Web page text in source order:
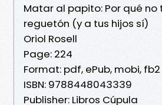
Matar al papito: Por qué no
reguetón (y a tus hijos sí)
Oriol Rosell
Page: 224
Format: pdf, ePub, mobi, fb2
ISBN: 9788448043339
Publisher: Libros Cúpula